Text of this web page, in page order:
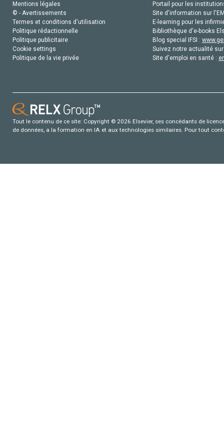
Mentions légales
© - Avertissements
Termes et conditions d'utilisation
Politique rédactionnelle
Politique publicitaire
Cookie settings
Politique de la vie privée
Portail pour les
Site d'information sur
E-learning pour les
Bibliothèque d'e-books
Blog special IFSI :
Suivez notre actualité
Site d'emploi en santé :
Tout le contenu de ce site: Copyright © 2026 Elsevier, ses concédants de
de données, a la formation en IA et aux technologies similaires. Pour tout